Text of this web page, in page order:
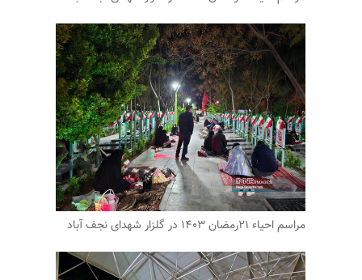
مراسم احیاء ۲۱رمضان ۱۴۰۳ در گلزار شهدای نجف آباد